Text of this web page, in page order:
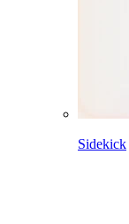
Sidekick